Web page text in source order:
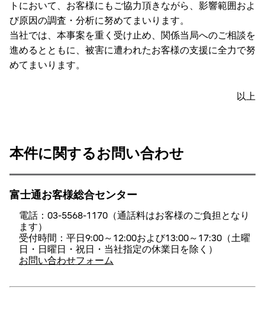
トにおいて、お客様にもご協力頂きながら、影響範囲およ
び原因の調査・分析に努めてまいります。
当社では、本事案を重く受け止め、関係当局へのご相談を
進めるとともに、被害に遭われたお客様の支援に全力で努
めてまいります。
以上
本件に関するお問い合わせ
富士通お客様総合センター
電話：03-5568-1170（通話料はお客様のご負担となり
ます）
受付時間：平日9:00～12:00および13:00～17:30（土曜
日・日曜日・祝日・当社指定の休業日を除く）
お問い合わせフォーム